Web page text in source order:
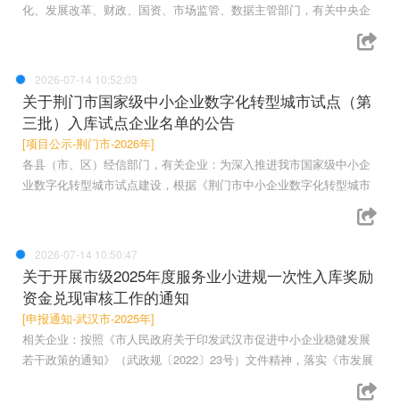
化、发展改革、财政、国资、市场监管、数据主管部门，有关中央企
2026-07-14 10:52:03
关于荆门市国家级中小企业数字化转型城市试点（第
三批）入库试点企业名单的公告
[项目公示-荆门市-2026年]
各县（市、区）经信部门，有关企业：为深入推进我市国家级中小企
业数字化转型城市试点建设，根据《荆门市中小企业数字化转型城市
2026-07-14 10:50:47
关于开展市级2025年度服务业小进规一次性入库奖励
资金兑现审核工作的通知
[申报通知-武汉市-2025年]
相关企业：按照《市人民政府关于印发武汉市促进中小企业稳健发展
若干政策的通知》（武政规〔2022〕23号）文件精神，落实《市发展